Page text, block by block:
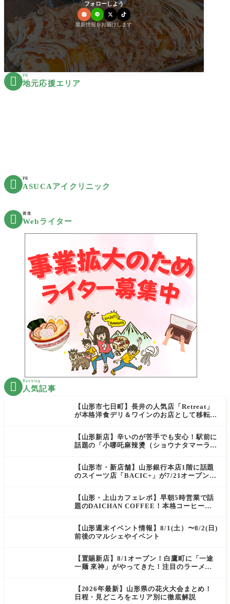
フォローしよう
最新情報をお届けします
 PR
地元応援エリア
 PR
ASUCAアイクリニック
 募集
Webライター
 Ranking
人気記事
【山形市七日町】長井の人気店「Retreat」
が本格洋食デリ＆ワインのお店として移転オ
【山形新店】辛いのが苦手でも安心！駅前に
話題の「小哪吒麻辣燙（ショウナタマーラー
【山形市・新店舗】山形銀行本店1階に話題
のスイーツ店「BACIC+」が7/21オープン！
【山形・上山カフェレポ】早朝5時営業で話
題のDAICHAN COFFEE！本格コーヒーを
【山形週末イベント情報】8/1(土）〜8/2(日)
前後のマルシェやイベント
【置賜新店】8/1オープン！白鷹町に「一途
一麺 來神」がやってきた！注目のラーメン
【2026年最新】山形県の花火大会まとめ！
日程・見どころをエリア別に徹底解説